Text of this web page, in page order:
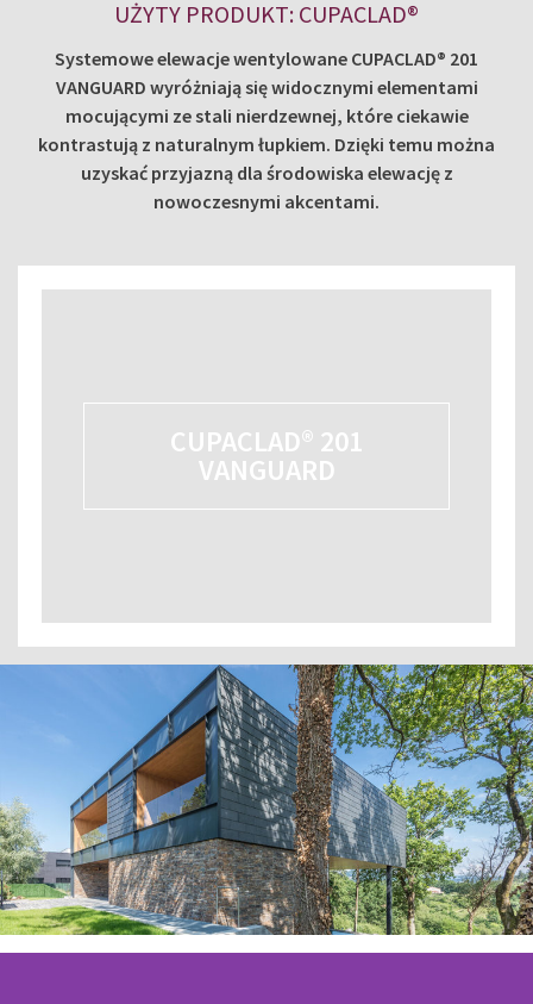
UŻYTY PRODUKT: CUPACLAD®
Systemowe elewacje wentylowane CUPACLAD® 201
VANGUARD wyróżniają się widocznymi elementami
mocującymi ze stali nierdzewnej, które ciekawie
kontrastują z naturalnym łupkiem. Dzięki temu można
uzyskać przyjazną dla środowiska elewację z
nowoczesnymi akcentami.
CUPACLAD® 201
VANGUARD